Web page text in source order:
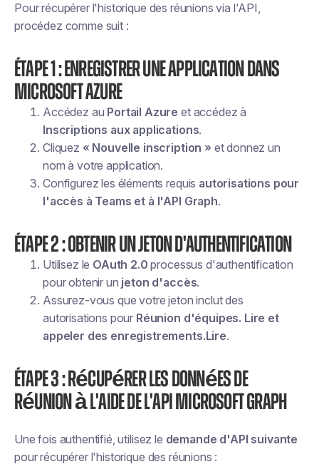
Pour récupérer l'historique des réunions via l'API,
procédez comme suit :
Étape 1 : enregistrer une application dans
Microsoft Azure
Accédez au Portail Azure et accédez à
Inscriptions aux applications.
Cliquez « Nouvelle inscription »et donnez un
nom à votre application.
Configurez les éléments requis autorisations pour
l'accès à Teams et à l'API Graph.
Étape 2 : Obtenir un jeton d'authentification
Utilisez le OAuth 2.0 processus d'authentification
pour obtenir un jeton d'accès.
Assurez-vous que votre jeton inclut des
autorisations pour Réunion d'équipes. Lire et
appeler des enregistrements.Lire.
Étape 3 : récupérer les données de
réunion à l'aide de l'API Microsoft Graph
Une fois authentifié, utilisez le demande d'API suivante
pour récupérer l'historique des réunions :